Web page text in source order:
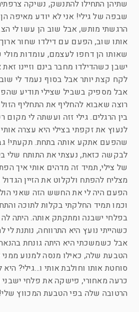
שתיהן התחילו להתנשק, נשיקה
שבפה של גילי! אני לא יודע מאיפה
הרגשתי מותש, אבל שוב הן עשו לי
אותו שוב, הפעם עם דילדו שחור
שאותו הן דחפו לעצמם, עומדות
ישבן כשהדילדו מחבר בינם וזיינו
לקח קצת יותר אבל בסוף נעמד לי
אבל מספיק בשביל שצילי תודיע
רוצה שאבוא להחליף את התחליף
בין הרגלים. גילי זזה ועשתה לי
לנעוץ את זקפתי בצילי היא עצרה
שהפעם אתקע אותה בתחת. תקעתי!
לבקשה כזאת, נעצתי את התותח שלי
של צילי, תמיד זה מדהים אותי איך
מצליח להפתח ולקלוט את הזיין
הפעם היה לי את החשש הזה שאני
וכמו תמיד החלקתי בקלות לתוכה
בפלחי ישבנה ומתקתק אותה. היתה לה
כשהייתי נועץ היא התרווחה, נותנת לי
אבל כשמשכתי היא היתה גונחת
הטבעת שלה, כאילו מנסה למנוע
סוחטת אותו וחולבת אותי ו…גילי?
כרעה מאחורי, פישקה את פלחי
הרטובה שלה בפי הטבעת המכווץ